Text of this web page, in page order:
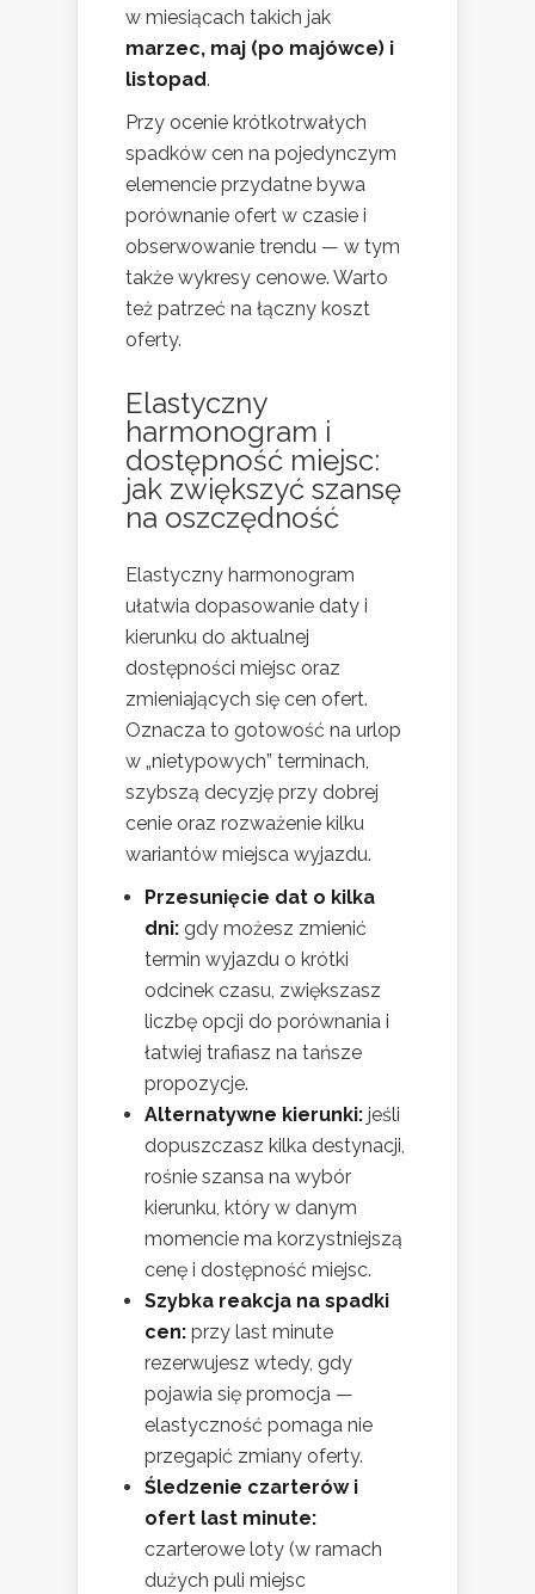
w miesiącach takich jak
marzec, maj (po majówce) i
listopad.
Przy ocenie krótkotrwałych
spadków cen na pojedynczym
elemencie przydatne bywa
porównanie ofert w czasie i
obserwowanie trendu — w tym
także wykresy cenowe. Warto
też patrzeć na łączny koszt
oferty.
Elastyczny
harmonogram i
dostępność miejsc:
jak zwiększyć szansę
na oszczędność
Elastyczny harmonogram
ułatwia dopasowanie daty i
kierunku do aktualnej
dostępności miejsc oraz
zmieniających się cen ofert.
Oznacza to gotowość na urlop
w „nietypowych” terminach,
szybszą decyzję przy dobrej
cenie oraz rozważenie kilku
wariantów miejsca wyjazdu.
Przesunięcie dat o kilka
dni: gdy możesz zmienić
termin wyjazdu o krótki
odcinek czasu, zwiększasz
liczbę opcji do porównania i
łatwiej trafiasz na tańsze
propozycje.
Alternatywne kierunki: jeśli
dopuszczasz kilka destynacji,
rośnie szansa na wybór
kierunku, który w danym
momencie ma korzystniejszą
cenę i dostępność miejsc.
Szybka reakcja na spadki
cen: przy last minute
rezerwujesz wtedy, gdy
pojawia się promocja —
elastyczność pomaga nie
przegapić zmiany oferty.
Śledzenie czarterów i
ofert last minute:
czarterowe loty (w ramach
dużych puli miejsc